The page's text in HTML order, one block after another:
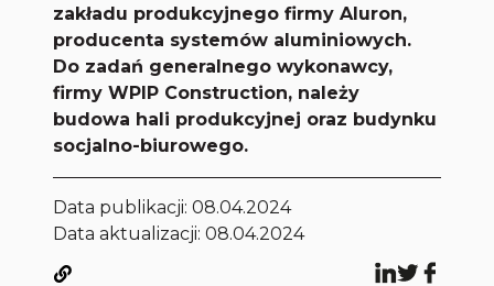
zakładu produkcyjnego firmy Aluron,
producenta systemów aluminiowych.
Do zadań generalnego wykonawcy,
firmy WPIP Construction, należy
budowa hali produkcyjnej oraz budynku
socjalno-biurowego.
Data publikacji:08.04.2024
Data aktualizacji: 08.04.2024